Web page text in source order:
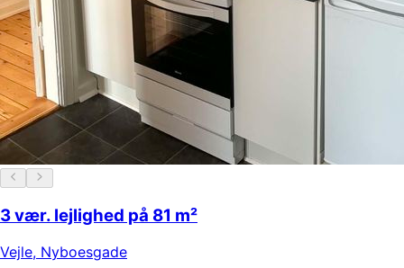
3 vær. lejlighed på 81 m²
Vejle, Nyboesgade